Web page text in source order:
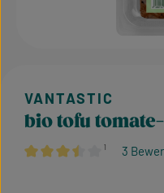
¹ 3
bio tofu